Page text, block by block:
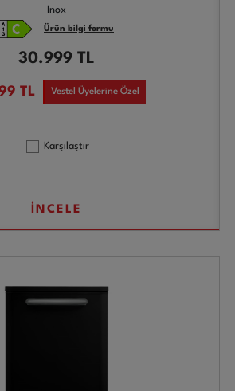
Inox
Ürün bilgi formu
30.999 TL
TL Vestel Üyelerine Özel
Karşılaştır
İNCELE